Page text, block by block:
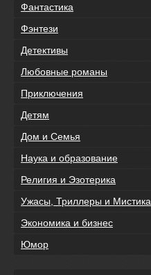
Фантастика
Фэнтези
Детективы
Любовные романы
Приключения
Детям
Дом и Семья
Наука и образование
Религия и Эзотерика
Ужасы, Триллеры и Мистика
Экономика и бизнес
Юмор